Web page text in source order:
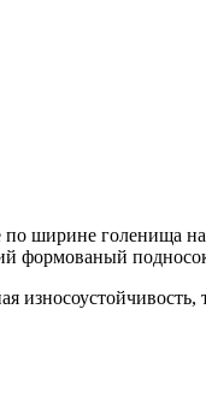
ширине голенища на
формованый